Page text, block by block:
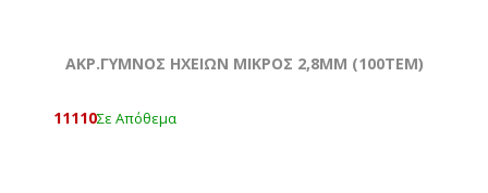
ΑΚΡ.ΓΥΜΝΟΣ ΗΧΕΙΩΝ ΜΙΚΡΟΣ 2,8ΜΜ (100ΤΕΜ)
11110Σε Απόθεμα